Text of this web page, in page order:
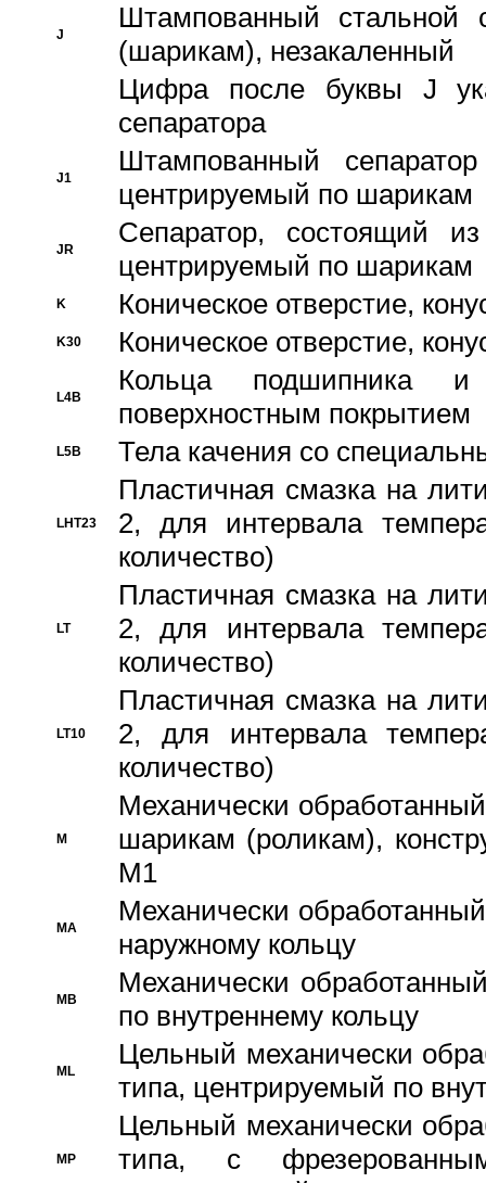
J
Штампованный стальной
(шарикам), незакаленный
Цифра после буквы J
сепаратора
J1
Штампованный
центрируемый по шарикам
JR
Сепаратор, состоящий
центрируемый по шарикам
K Коническое отверстие,
K30 Коническое отверстие,
L4B
Кольца подшипника
поверхностным покрытием
L5B Тела качения со
LHT23
Пластичная смазка на
2, для интервала
количество)
LT
Пластичная смазка на
2, для интервала
количество)
LT10
Пластичная смазка на
2, для интервала
количество)
M
Механически
шарикам (роликам),
M1
MA
Механически
наружному кольцу
MB
Механически
по внутреннему кольцу
ML
Цельный механически
типа, центрируемый по
MP
Цельный механически
типа, с